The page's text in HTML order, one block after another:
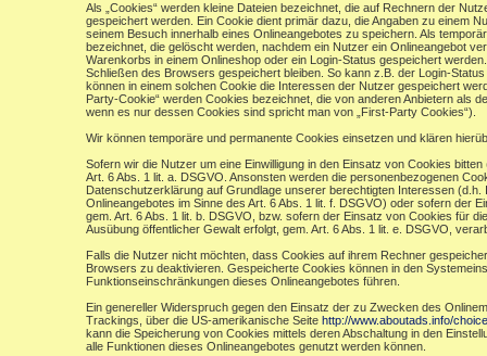
Als „Cookies“ werden kleine Dateien bezeichnet, die auf Rechnern der
gespeichert werden. Ein Cookie dient primär dazu, die Angaben zu einem
seinem Besuch innerhalb eines Onlineangebotes zu speichern. Als
bezeichnet, die gelöscht werden, nachdem ein Nutzer ein Onlineangebot
Warenkorbs in einem Onlineshop oder ein Login-Status gespeichert
Schließen des Browsers gespeichert bleiben. So kann z.B. der Login-
können in einem solchen Cookie die Interessen der Nutzer gespeichert
Party-Cookie“ werden Cookies bezeichnet, die von anderen Anbietern als
wenn es nur dessen Cookies sind spricht man von „First-Party Cookies“).
Wir können temporäre und permanente Cookies einsetzen und klären
Sofern wir die Nutzer um eine Einwilligung in den Einsatz von Cookies
Art. 6 Abs. 1 lit. a. DSGVO. Ansonsten werden die personenbezogenen
Datenschutzerklärung auf Grundlage unserer berechtigten Interessen
Onlineangebotes im Sinne des Art. 6 Abs. 1 lit. f. DSGVO) oder sofern der
gem. Art. 6 Abs. 1 lit. b. DSGVO, bzw. sofern der Einsatz von Cookies für
Ausübung öffentlicher Gewalt erfolgt, gem. Art. 6 Abs. 1 lit. e. DSGVO,
Falls die Nutzer nicht möchten, dass Cookies auf ihrem Rechner
Browsers zu deaktivieren. Gespeicherte Cookies können in den
Funktionseinschränkungen dieses Onlineangebotes führen.
Ein genereller Widerspruch gegen den Einsatz der zu Zwecken des
Trackings, über die US-amerikanische Seite http://www.aboutads.info/
kann die Speicherung von Cookies mittels deren Abschaltung in den
alle Funktionen dieses Onlineangebotes genutzt werden können.